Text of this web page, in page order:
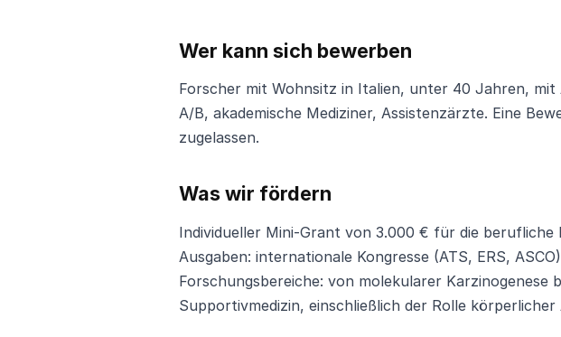
Wer kann sich bewerben
Forscher mit Wohnsitz in Italien, unter 40 Jahren,
A/B, akademische Mediziner, Assistenzärzte. Eine
zugelassen.
Was wir fördern
Individueller Mini-Grant von 3.000 € für die
Ausgaben: internationale Kongresse (ATS, ERS,
Forschungsbereiche: von molekularer
Supportivmedizin, einschließlich der Rolle